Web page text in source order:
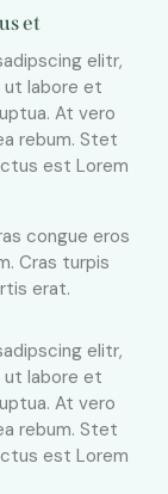
et
elitr,
ut labore et
At vero
rebum. Stet
est Lorem
congue eros
Cras turpis
erat.
elitr,
ut labore et
At vero
rebum. Stet
est Lorem